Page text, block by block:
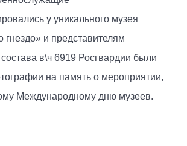
у уникального музея
гнездо» и представителям
в\ч 6919 Росгвардии были
на память о мероприятии,
Международному дню музеев.